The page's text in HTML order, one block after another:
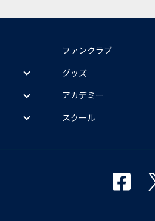
ファンクラブ
グッズ
アカデミー
スクール